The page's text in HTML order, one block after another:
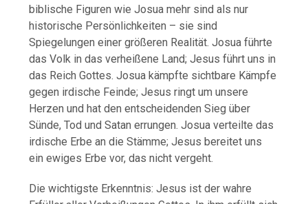
biblische Figuren wie Josua mehr sind als nur
historische Persönlichkeiten – sie sind
Spiegelungen einer größeren Realität. Josua führte
das Volk in das verheißene Land; Jesus führt uns in
das Reich Gottes. Josua kämpfte sichtbare Kämpfe
gegen irdische Feinde; Jesus ringt um unsere
Herzen und hat den entscheidenden Sieg über
Sünde, Tod und Satan errungen. Josua verteilte das
irdische Erbe an die Stämme; Jesus bereitet uns
ein ewiges Erbe vor, das nicht vergeht.
Die wichtigste Erkenntnis: Jesus ist der wahre